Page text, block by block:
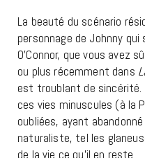
La beauté du scénario
personnage de Johnny
O’Connor, que vous avez
ou plus récemment dans
est troublant de sincérité.
ces vies minuscules (à la
oubliées, ayant
naturaliste, tel les
de la vie ce qu’il en reste.